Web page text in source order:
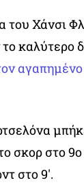
του Χάνσι
καλύτερο
μπήκε
σκορ στο
στο 9′.